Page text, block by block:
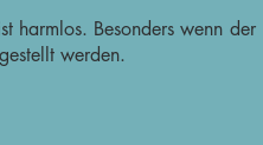
harmlos. Besonders wenn
werden.